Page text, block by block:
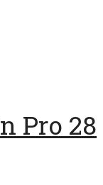
Pro 28